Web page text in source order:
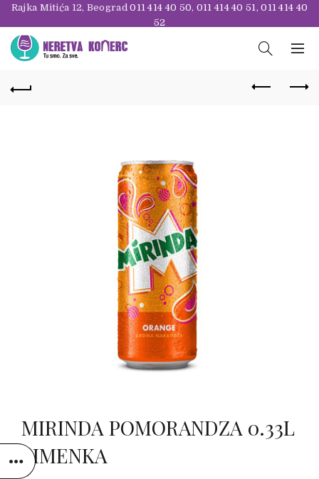
Rajka Mitića 12, Beograd011 414 40 50, 011 414 40 51,011 414 40
52
MIRINDA POMORANDZA 0.33L
LIMENKA